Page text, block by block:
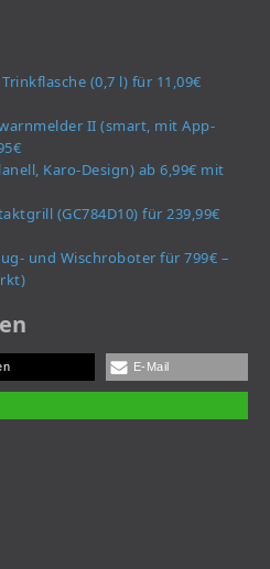
(0,7 l) für 11,09€
II (smart, mit App-
Karo-Design) ab 6,99€ mit
(GC784D10) für 239,99€
und Wischroboter für 799€ –
E-Mail